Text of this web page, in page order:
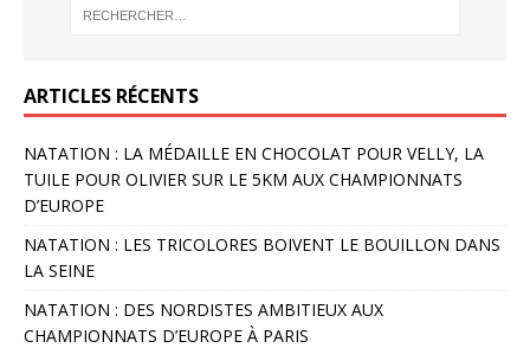
ARTICLES RÉCENTS
NATATION : LA MÉDAILLE EN CHOCOLAT POUR VELLY, LA
TUILE POUR OLIVIER SUR LE 5KM AUX CHAMPIONNATS
D’EUROPE
NATATION : LES TRICOLORES BOIVENT LE BOUILLON DANS
LA SEINE
NATATION : DES NORDISTES AMBITIEUX AUX
CHAMPIONNATS D’EUROPE À PARIS